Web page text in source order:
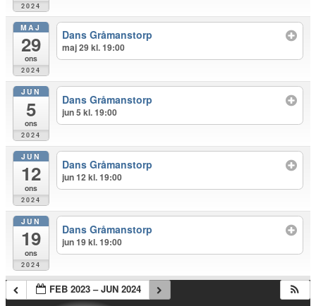
2024
MAJ
29
ons
2024
Dans Gråmanstorp
maj 29 kl. 19:00
JUN
5
ons
2024
Dans Gråmanstorp
jun 5 kl. 19:00
JUN
12
ons
2024
Dans Gråmanstorp
jun 12 kl. 19:00
JUN
19
ons
2024
Dans Gråmanstorp
jun 19 kl. 19:00
FEB 2023 – JUN 2024